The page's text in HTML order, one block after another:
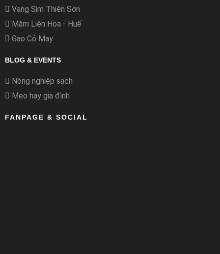
Vang Sim Thiên Sơn
Mắm Liên Hoa - Huế
Gạo Cỏ May
BLOG & EVENTS
Nông nghiệp sạch
Mẹo hay gia đình
FANPAGE & SOCIAL